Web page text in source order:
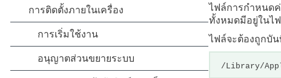
ไฟล์การกำหนดค่
ทั้งหมดมีอยู่ในไ
ไฟล์จะต้องถูกบั
/Library/